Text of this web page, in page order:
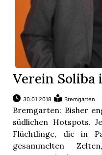
Verein Soliba
30.01.2018 Bremgarten
Bremgarten: Bisher
südlichen Hotspots.
Flüchtlinge, die in
gesammelten